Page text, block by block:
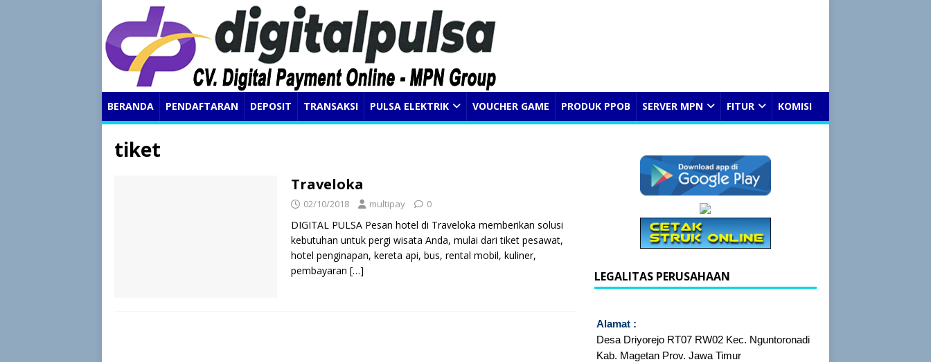
BERANDA PENDAFTARAN DEPOSIT TRANSAKSI PULSA ELEKTRIK VOUCHER GAME PRODUK PPOB SERVER MPN FITUR KOMISI
tiket
Traveloka
02/10/2018 multipay 0
DIGITAL PULSA Pesan hotel di Traveloka memberikan solusi
kebutuhan untuk pergi wisata Anda, mulai dari tiket pesawat,
hotel penginapan, kereta api, bus, rental mobil, kuliner,
pembayaran […] LEGALITAS PERUSAHAAN
Alamat :
Desa Driyorejo RT07 RW02 Kec. Nguntoronadi
Kab. Magetan Prov. Jawa Timur